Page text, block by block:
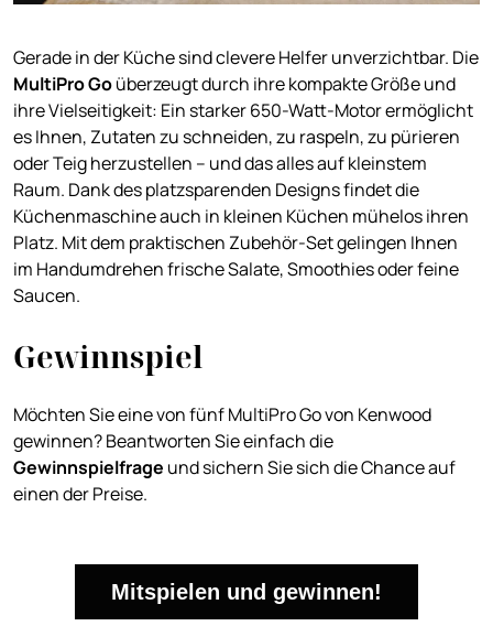
Gerade in der Küche sind clevere Helfer unverzichtbar. Die
MultiPro Goüberzeugt durch ihre kompakte Größe und
ihre Vielseitigkeit: Ein starker 650-Watt-Motor ermöglicht
es Ihnen, Zutaten zu schneiden, zu raspeln, zu pürieren
oder Teig herzustellen – und das alles auf kleinstem
Raum. Dank des platzsparenden Designs findet die
Küchenmaschine auch in kleinen Küchen mühelos ihren
Platz. Mit dem praktischen Zubehör-Set gelingen Ihnen
im Handumdrehen frische Salate, Smoothies oder feine
Saucen.
Gewinnspiel
Möchten Sie eine von fünf MultiPro Go von Kenwood
gewinnen? Beantworten Sie einfach die
Gewinnspielfrage und sichern Sie sich die Chance auf
einen der Preise.
Mitspielen und gewinnen!